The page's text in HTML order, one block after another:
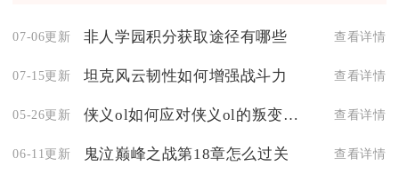
07-06更新 非人学园积分获取途径有哪些 查看详情
07-15更新 坦克风云韧性如何增强战斗力 查看详情
05-26更新 侠义ol如何应对侠义ol的叛变行为 查看详情
06-11更新 鬼泣巅峰之战第18章怎么过关 查看详情